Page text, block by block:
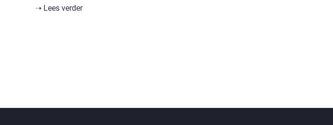
➝ Lees verder